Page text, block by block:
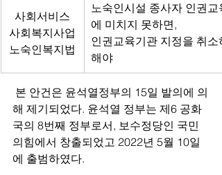
사회서비스
사회복지사업
노숙인복지법
노숙인시설 종사자 인권교
에 미치지 못하면,
인권교육기관 지정을 취소
해야
본 안건은 윤석열정부의 15일 발의에 의
해 제기되었다. 윤석열 정부는 제6 공화
국의 8번째 정부로서, 보수정당인 국민
의힘에서 창출되었고 2022년 5월 10일
에 출범하였다.